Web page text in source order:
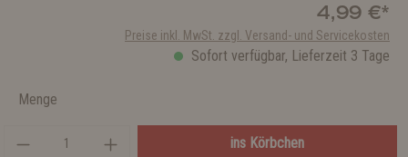
4,99 €*
Preise inkl. MwSt. zzgl. Versand- und Servicekosten
Sofort verfügbar, Lieferzeit 3 Tage
Menge
ins Körbchen